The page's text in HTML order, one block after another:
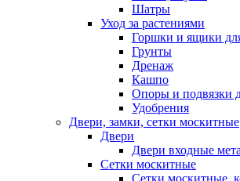
Шатры
Уход за растениями
Горшки и ящики
Грунты
Дренаж
Кашпо
Опоры и подвязки
Удобрения
Двери, замки, сетки москитные
Двери
Двери входные
Сетки москитные
Сетки москитные,